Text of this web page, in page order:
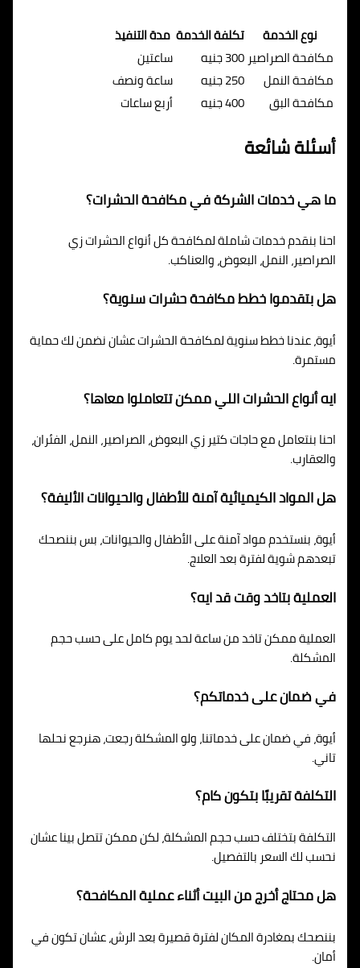
نوع الخدمة تكلفة الخدمة مدة التنفيذ
مكافحة الصراصير 300 جنيه
ساعتين
مكافحة النمل
250 جنيه
ساعة ونصف
مكافحة البق
400 جنيه أربع ساعات
أسئلة شائعة
ما هي خدمات الشركة في مكافحة الحشرات؟
احنا بنقدم خدمات شاملة لمكافحة كل أنواع الحشرات زي
الصراصير، النمل، البعوض، والعناكب.
هل بتقدموا خطط مكافحة حشرات سنوية؟
أيوة، عندنا خطط سنوية لمكافحة الحشرات عشان نضمن لك حماية
مستمرة.
ايه أنواع الحشرات اللي ممكن تتعاملوا معاها؟
احنا بنتعامل مع حاجات كتير زي البعوض، الصراصير، النمل، الفئران،
والعقارب.
هل المواد الكيميائية آمنة للأطفال والحيوانات الأليفة؟
أيوة، بنستخدم مواد آمنة على الأطفال والحيوانات، بس بننصحك
تبعدهم شوية لفترة بعد العلاج.
العملية بتاخد وقت قد ايه؟
العملية ممكن تاخد من ساعة لحد يوم كامل على حسب حجم
المشكلة.
في ضمان على خدماتكم؟
أيوة، في ضمان على خدماتنا، ولو المشكلة رجعت، هنرجع نحلها
تاني.
التكلفة تقريبًا بتكون كام؟
التكلفة بتختلف حسب حجم المشكلة، لكن ممكن تتصل بينا عشان
نحسب لك السعر بالتفصيل.
هل محتاج أخرج من البيت أثناء عملية المكافحة؟
بننصحك بمغادرة المكان لفترة قصيرة بعد الرش، عشان تكون في
أمان.